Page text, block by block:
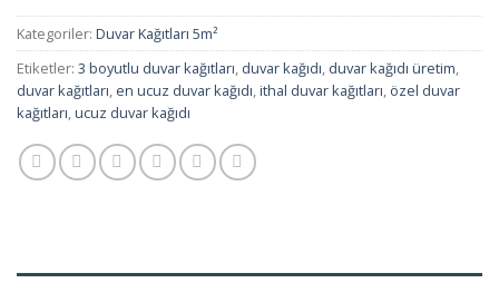
Kategoriler: Duvar Kağıtları 5m²
Etiketler: 3 boyutlu duvar kağıtları, duvar kağıdı, duvar kağıdı üretim,
duvar kağıtları, en ucuz duvar kağıdı,ithal duvar kağıtları, özel duvar
kağıtları,ucuz duvar kağıdı